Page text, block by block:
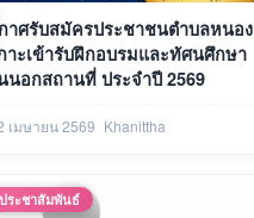
กาศรับสมัครประชาชนตำบลหนอง
าะเข้ารับฝึกอบรมและทัศนศึกษา
นอกสถานที่ ประจำปี 2569
เมษายน 2569 Khanittha
ระชาสัมพันธ์